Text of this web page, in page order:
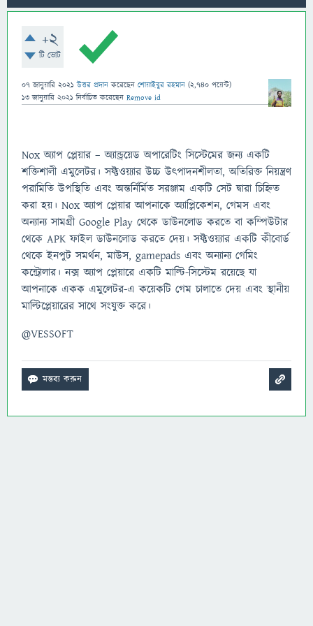
+2
টি ভোট
07 জানুয়ারি 2021 উত্তর প্রদান করেছেন শোয়াইবুর রহমান (2,740 পয়েন্ট)
13 জানুয়ারি 2021 নির্বাচিত করেছেন Remove id
Nox অ্যাপ প্লেয়ার – অ্যান্ড্রয়েড অপারেটিং সিস্টেমের জন্য একটি
শক্তিশালী এমুলেটর। সফ্টওয়্যার উচ্চ উত্পাদনশীলতা, অতিরিক্ত নিয়ন্ত্রণ
পরামিতি উপস্থিতি এবং অন্তর্নির্মিত সরঞ্জাম একটি সেট দ্বারা চিহ্নিত
করা হয়। Nox অ্যাপ প্লেয়ার আপনাকে অ্যাপ্লিকেশন, গেমস এবং
অন্যান্য সামগ্রী Google Play থেকে ডাউনলোড করতে বা কম্পিউটার
থেকে APK ফাইল ডাউনলোড করতে দেয়। সফ্টওয়্যার একটি কীবোর্ড
থেকে ইনপুট সমর্থন, মাউস, gamepads এবং অন্যান্য গেমিং
কন্ট্রোলার। নক্স অ্যাপ প্লেয়ারে একটি মাল্টি-সিস্টেম রয়েছে যা
আপনাকে একক এমুলেটর-এ কয়েকটি গেম চালাতে দেয় এবং স্থানীয়
মাল্টিপ্লেয়ারের সাথে সংযুক্ত করে।
@VESSOFT